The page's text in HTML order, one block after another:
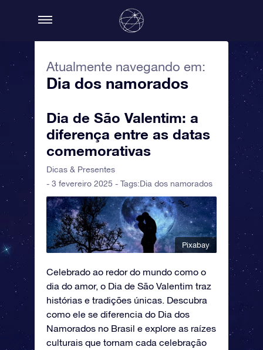
Atualmente navegando em:
Dia dos namorados
Dia de São Valentim: a
diferença entre as datas
comemorativas
Dicas & Presentes
- 3 fevereiro 2025 - Tags:Dia dos namorados
Pixabay
Celebrado ao redor do mundo como o
dia do amor, o Dia de São Valentim traz
histórias e tradições únicas. Descubra
como ele se diferencia do Dia dos
Namorados no Brasil e explore as raízes
culturais que tornam cada celebração